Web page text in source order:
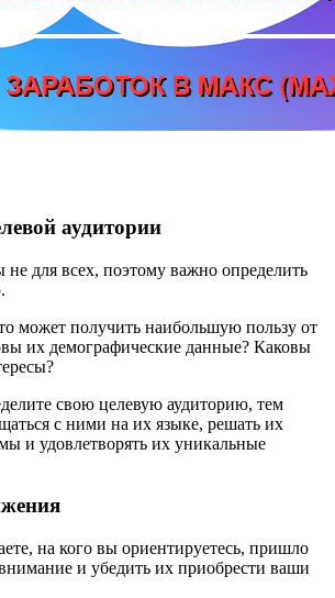
аудитории
для всех, поэтому важно определить
может получить наибольшую пользу от
их демографические данные? Каковы
свою целевую аудиторию, тем
с ними на их языке, решать их
и удовлетворять их уникальные
на кого вы ориентируетесь, пришло
и убедить их приобрести ваши